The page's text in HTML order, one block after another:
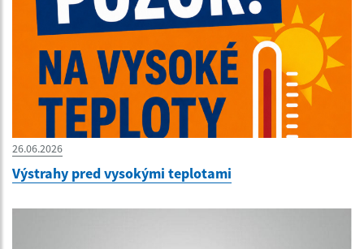
26.06.2026
Výstrahy pred vysokými teplotami